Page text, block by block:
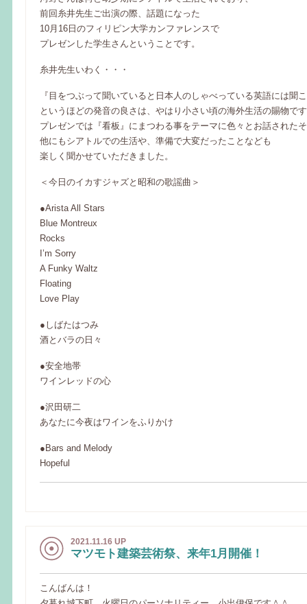
前回糸井先生ご出演の際、話題になった
10月16日のフィリピン大学カンファレンスで
プレゼンした学生さんということです。
糸井先生いわく・・・
『目をつぶって聞いていると日本人のしゃべっている英語には聞
というほどの発音の良さは、やはり小さい頃の海外生活の賜物で
プレゼンでは『看板』にまつわる事をテーマに色々とお話された
他にもシアトルでの生活や、準備で大変だったことなども
楽しく聞かせていただきました。
＜今日のイカすジャズと昭和の歌謡曲＞
●Arista All Stars
Blue Montreux
Rocks
I’m Sorry
A Funky Waltz
Floating
Love Play
●しばたはつみ
酒とバラの日々
●安全地帯
ワインレッドの心
●沢田研二
あなたに今夜はワインをふりかけ
●Bars and Melody
Hopeful
2021.11.16 UP
マツモト建築芸術祭、来年1月開催！
こんばんは！